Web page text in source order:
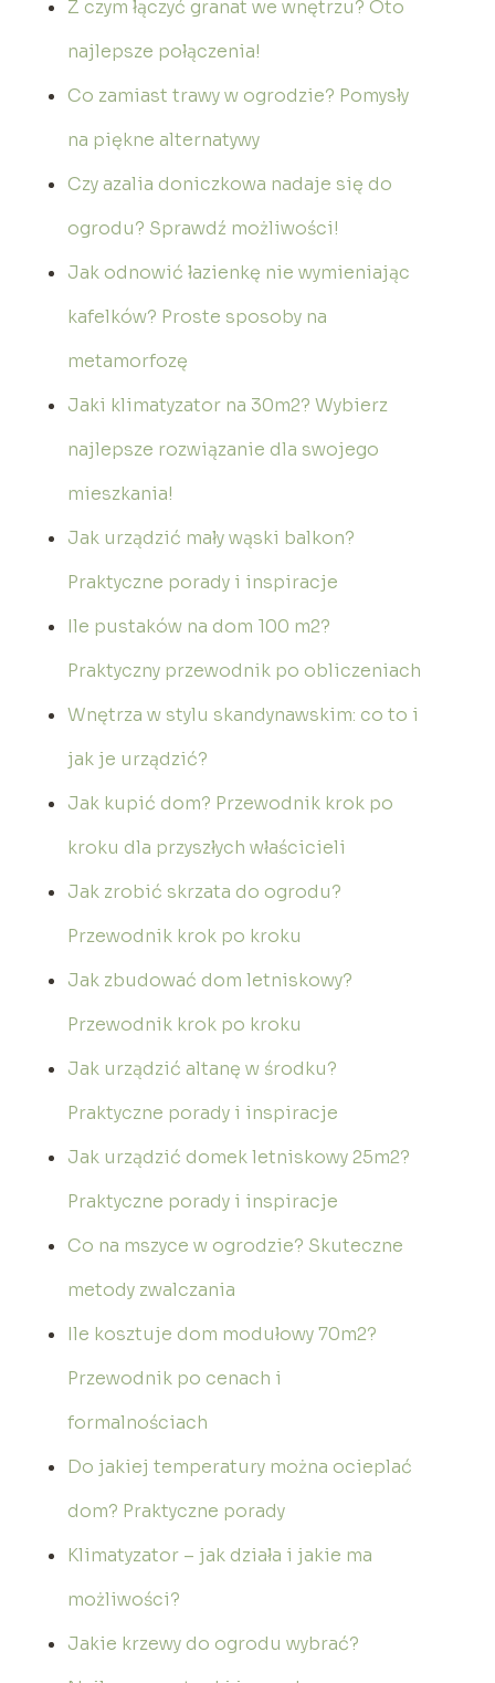
Z czym łączyć granat we wnętrzu? Oto
najlepsze połączenia!
Co zamiast trawy w ogrodzie? Pomysły
na piękne alternatywy
Czy azalia doniczkowa nadaje się do
ogrodu? Sprawdź możliwości!
Jak odnowić łazienkę nie wymieniając
kafelków? Proste sposoby na
metamorfozę
Jaki klimatyzator na 30m2? Wybierz
najlepsze rozwiązanie dla swojego
mieszkania!
Jak urządzić mały wąski balkon?
Praktyczne porady i inspiracje
Ile pustaków na dom 100 m2?
Praktyczny przewodnik po obliczeniach
Wnętrza w stylu skandynawskim: co to i
jak je urządzić?
Jak kupić dom? Przewodnik krok po
kroku dla przyszłych właścicieli
Jak zrobić skrzata do ogrodu?
Przewodnik krok po kroku
Jak zbudować dom letniskowy?
Przewodnik krok po kroku
Jak urządzić altanę w środku?
Praktyczne porady i inspiracje
Jak urządzić domek letniskowy 25m2?
Praktyczne porady i inspiracje
Co na mszyce w ogrodzie? Skuteczne
metody zwalczania
Ile kosztuje dom modułowy 70m2?
Przewodnik po cenach i
formalnościach
Do jakiej temperatury można ocieplać
dom? Praktyczne porady
Klimatyzator – jak działa i jakie ma
możliwości?
Jakie krzewy do ogrodu wybrać?